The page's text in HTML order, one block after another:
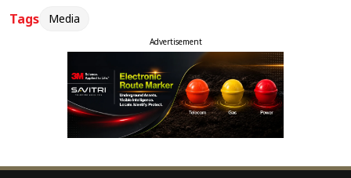
होंगे।
संबंधित खबरें
16 करोड़ बकाया, राजपाल यादव की
संपत्तियां होंगी नीलाम
Tags Media
Advertisement